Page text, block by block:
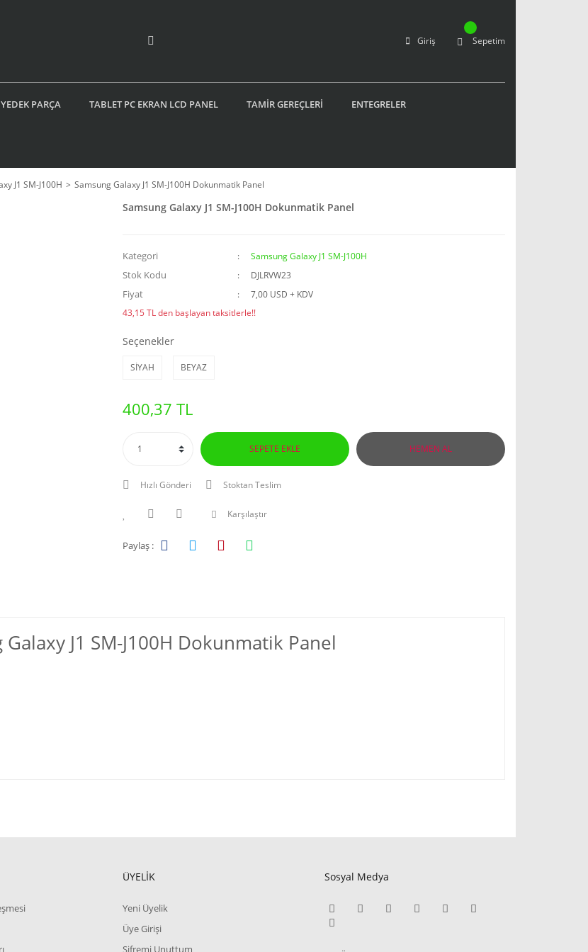
Giriş Sepetim
PARÇA TABLET PC EKRAN LCD PANEL TAMİR GEREÇLERİ ENTEGRELER
J1 SM-J100H Samsung Galaxy J1 SM-J100H Dokunmatik Panel
Samsung Galaxy J1 SM-J100H Dokunmatik Panel
Kategori Samsung Galaxy J1 SM-J100H
Stok Kodu DJLRVW23
Fiyat
7,00 USD + KDV
43,15 TL den başlayan taksitlerle!!
Seçenekler
SİYAH BEYAZ
400,37 TL
SEPETE EKLE HEMEN AL
Hızlı Gönderi Stoktan Teslim
Karşılaştır
Paylaş :
Galaxy J1 SM-J100H Dokunmatik Panel
ÜYELİK
Yeni Üyelik
Üye Girişi
Şifremi Unuttum
Sosyal Medya